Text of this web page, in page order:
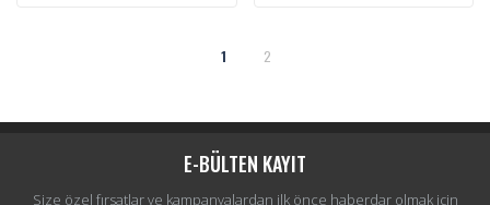
1 2
E-BÜLTEN KAYIT
Size özel fırsatlar ve kampanyalardan ilk önce haberdar olmak için